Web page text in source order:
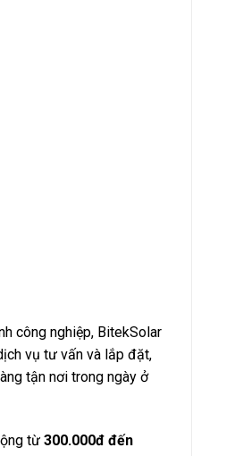
công nghiệp, BitekSolar
vụ tư vấn và lắp đặt,
tận nơi trong ngày ở
từ 300.000đ đến